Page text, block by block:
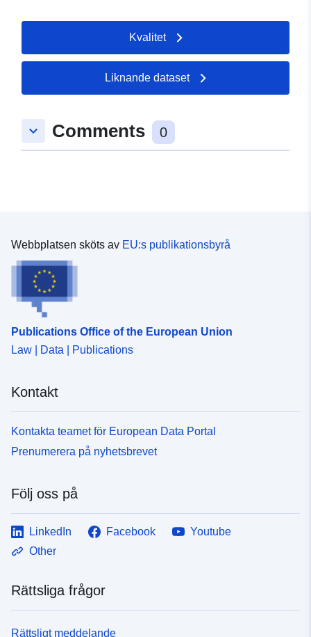
Kvalitet
Liknande dataset
keyboard_arrow_down Comments 0
Webbplatsen sköts av EU:s publikationsbyrå
Publications Office of the European Union
Law | Data | Publications
Kontakt
Kontakta teamet för European Data Portal
Prenumerera på nyhetsbrevet
Följ oss på
LinkedIn Facebook
Youtube
Other
Rättsliga frågor
Rättsligt meddelande